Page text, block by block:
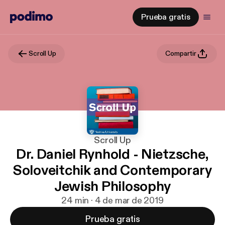
Prueba gratis
Scroll Up Compartir
Scroll Up
Dr. Daniel Rynhold - Nietzsche,
Soloveitchik and Contemporary
Jewish Philosophy
24 min · 4 de mar de 2019
Prueba gratis